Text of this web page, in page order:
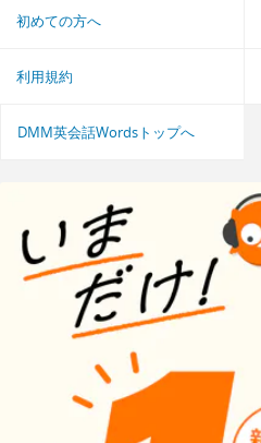
初めての方へ
利用規約
DMM英会話Wordsトップへ